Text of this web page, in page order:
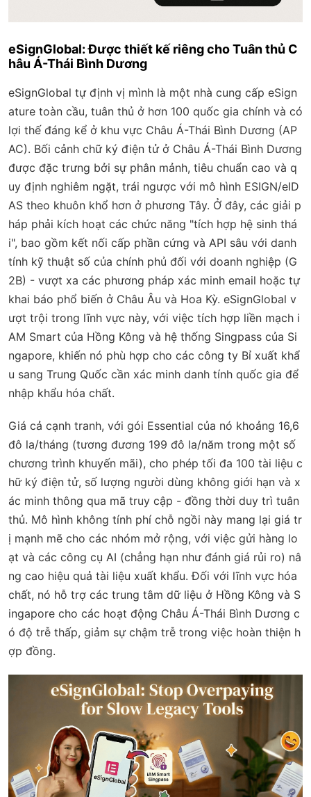
eSignGlobal: Được thiết kế riêng cho Tuân thủ C
hâu Á-Thái Bình Dương
eSignGlobal tự định vị mình là một nhà cung cấp eSign
ature toàn cầu, tuân thủ ở hơn 100 quốc gia chính và có
lợi thế đáng kể ở khu vực Châu Á-Thái Bình Dương (AP
AC). Bối cảnh chữ ký điện tử ở Châu Á-Thái Bình Dương
được đặc trưng bởi sự phân mảnh, tiêu chuẩn cao và q
uy định nghiêm ngặt, trái ngược với mô hình ESIGN/eID
AS theo khuôn khổ hơn ở phương Tây. Ở đây, các giải p
háp phải kích hoạt các chức năng "tích hợp hệ sinh thá
i", bao gồm kết nối cấp phần cứng và API sâu với danh
tính kỹ thuật số của chính phủ đối với doanh nghiệp (G
2B) - vượt xa các phương pháp xác minh email hoặc tự
khai báo phổ biến ở Châu Âu và Hoa Kỳ. eSignGlobal v
ượt trội trong lĩnh vực này, với việc tích hợp liền mạch i
AM Smart của Hồng Kông và hệ thống Singpass của Si
ngapore, khiến nó phù hợp cho các công ty Bỉ xuất khẩ
u sang Trung Quốc cần xác minh danh tính quốc gia để
nhập khẩu hóa chất.
Giá cả cạnh tranh, với gói Essential của nó khoảng 16,6
đô la/tháng (tương đương 199 đô la/năm trong một số
chương trình khuyến mãi), cho phép tối đa 100 tài liệu c
hữ ký điện tử, số lượng người dùng không giới hạn và x
ác minh thông qua mã truy cập - đồng thời duy trì tuân
thủ. Mô hình không tính phí chỗ ngồi này mang lại giá tr
ị mạnh mẽ cho các nhóm mở rộng, với việc gửi hàng lo
ạt và các công cụ AI (chẳng hạn như đánh giá rủi ro) nâ
ng cao hiệu quả tài liệu xuất khẩu. Đối với lĩnh vực hóa
chất, nó hỗ trợ các trung tâm dữ liệu ở Hồng Kông và S
ingapore cho các hoạt động Châu Á-Thái Bình Dương c
ó độ trễ thấp, giảm sự chậm trễ trong việc hoàn thiện h
ợp đồng.